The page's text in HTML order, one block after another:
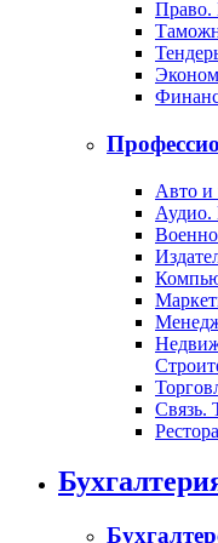
Право.
Авто и
Аудио.
Связь.